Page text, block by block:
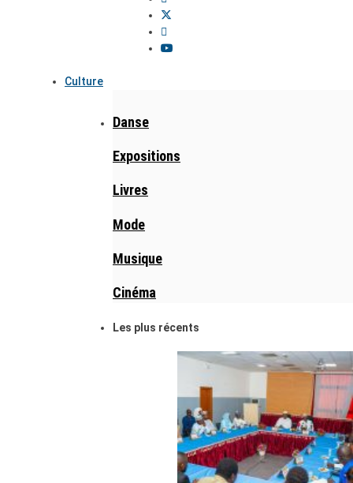
Culture
Danse
Expositions
Livres
Mode
Musique
Cinéma
Les plus récents